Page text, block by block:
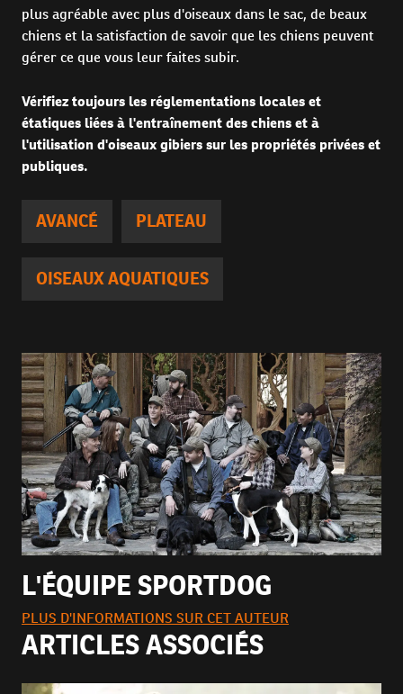
plus agréable avec plus d'oiseaux dans le sac, de beaux
chiens et la satisfaction de savoir que les chiens peuvent
gérer ce que vous leur faites subir.
Vérifiez toujours les réglementations locales et
étatiques liées à l'entraînement des chiens et à
l'utilisation d'oiseaux gibiers sur les propriétés privées et
publiques.
AVANCÉ PLATEAU
OISEAUX AQUATIQUES
L'ÉQUIPE SPORTDOG
PLUS D'INFORMATIONS SUR CET AUTEUR
ARTICLES ASSOCIÉS